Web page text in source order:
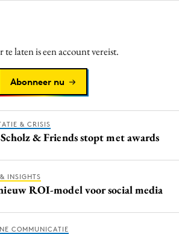
laten is een account vereist.
Abonneer nu
& CRISIS
& Friends stopt met awards
INSIGHTS
ROI-model voor social media
COMMUNICATIE